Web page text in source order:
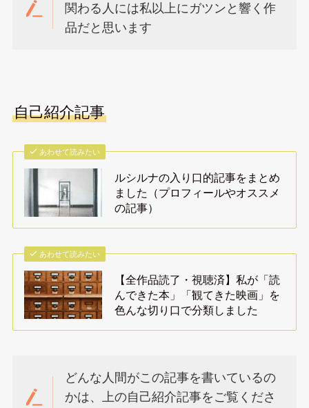
関わる人には私以上にガツンと響く作
品だと思います
自己紹介記事
あわせて読みたい
ルシルナの入り口的記事をまとめ
ました（プロフィールやオススメ
の記事）
あわせて読みたい
【全作品読了・視聴済】私が「読
んできた本」「観てきた映画」を
色んな切り口で分類しました
どんな人間がこの記事を書いているの
かは、上の自己紹介記事をご覧くださ